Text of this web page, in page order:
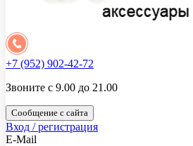
+7 (952) 902-42-72
Звоните с 9.00 до 21.00
Сообщение с сайта
Вход / регистрация
E-Mail